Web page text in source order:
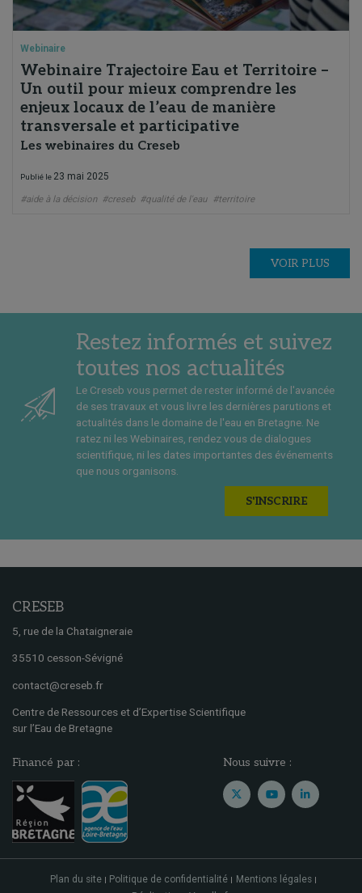
Webinaire
Webinaire Trajectoire Eau et Territoire –
Un outil pour mieux comprendre les
enjeux locaux de l’eau de manière
transversale et participative
Les webinaires du Creseb
Publié le 23 mai 2025
#aide à la décision #creseb #qualité de l'eau #territoire
VOIR PLUS
Restez informés et suivez
toutes nos actualités
Le Creseb vous permet de rester informé de l'avancée
de ses travaux et vous livre les dernières parutions et
actualités dans le domaine de l'eau en Bretagne. Ne
ratez ni les Webinaires, rendez vous de dialogues
scientifique, ni les dates importantes des événements
que nous organisons.
S'INSCRIRE
CRESEB
5, rue de la Chataigneraie
35510 cesson-Sévigné
contact@creseb.fr
Centre de Ressources et d’Expertise Scientifique
sur l’Eau de Bretagne
Financé par : Nous suivre :
Plan du site Politique de confidentialité
Mentions légales